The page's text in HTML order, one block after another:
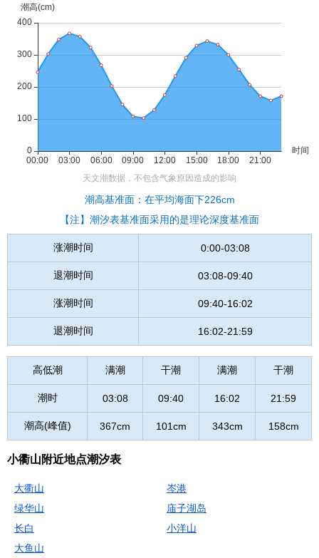
潮高基准面：在平均海面下226cm
【注】潮汐表基准面采用的是理论深度基准面
涨潮时间 0:00-03:08
退潮时间 03:08-09:40
涨潮时间 09:40-16:02
退潮时间 16:02-21:59
高低潮 满潮 干潮 满潮 干潮
潮时 03:08 09:40 16:02 21:59
潮高(峰值) 367cm 101cm 343cm 158cm
小衢山附近地点潮汐表
大衢山
岑港
绿华山
庙子湖岛
长白
小洋山
大鱼山